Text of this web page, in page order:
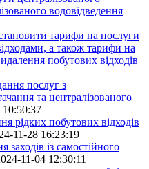
водовідведення
тарифи на послуги
а також тарифи на
побутових відходів
послуг з
та централізованого
10:50:37
рідких побутових відходів
11-28 16:23:19
заходів із самостійного
11-04 12:30:11